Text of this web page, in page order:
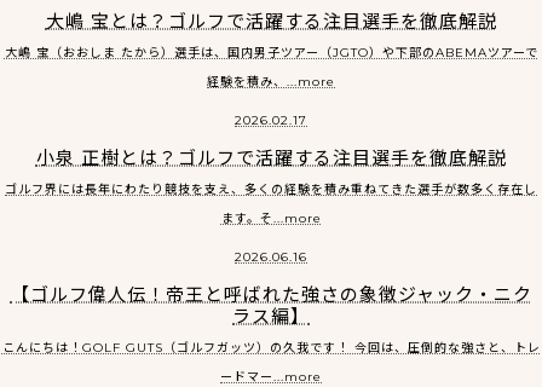
大嶋 宝とは？ゴルフで活躍する注目選手を徹底解説
大嶋 宝（おおしま たから）選手は、国内男子ツアー（JGTO）や下部のABEMAツアーで
経験を積み、...more
2026.02.17
小泉 正樹とは？ゴルフで活躍する注目選手を徹底解説
ゴルフ界には長年にわたり競技を支え、多くの経験を積み重ねてきた選手が数多く存在し
ます。そ...more
2026.06.16
【ゴルフ偉人伝！帝王と呼ばれた強さの象徴ジャック・ニク
ラス編】
こんにちは！GOLF GUTS（ゴルフガッツ）の久我です！ 今回は、圧倒的な強さと、トレ
ードマー...more